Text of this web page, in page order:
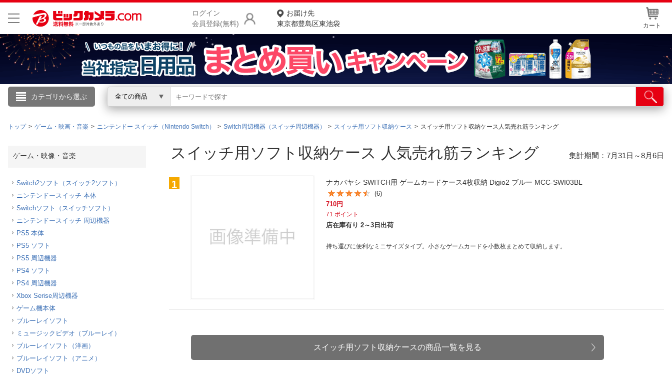
ログイン
会員登録(無料)
お届け先
東京都豊島区東池袋
カート
カテゴリから選ぶ 全ての商品
こんにちは
ログイン
お買いもの履歴
閲覧履歴
商品をさがす
ランキングからさがす
カテゴリ一覧からさがす
よくある質問・お問合せ
店舗サービス
ネット取り置き
ポイントカードWEB登録
店舗情報・店舗一覧
IR情報
トップ ゲーム・映画・音楽 ニンテンドー スイッチ（Nintendo Switch） Switch周辺機器（スイッチ周辺機器） スイッチ用ソフト収納ケース スイッチ用ソフト収納ケース人気売れ筋ランキング
ゲーム・映像・音楽
Switch2ソフト（スイッチ2ソフト）
ニンテンドースイッチ 本体
Switchソフト（スイッチソフト）
ニンテンドースイッチ 周辺機器
PS5 本体
PS5 ソフト
PS5 周辺機器
PS4 ソフト
PS4 周辺機器
Xbox Serise周辺機器
ゲーム機本体
ブルーレイソフト
ミュージックビデオ（ブルーレイ）
ブルーレイソフト（洋画）
ブルーレイソフト（アニメ）
DVDソフト
集計期間：7月31日～8月6日
スイッチ用ソフト収納ケース 人気売れ筋ランキング
1 ナカバヤシ SWITCH用 ゲームカードケース4枚収納 Digio2 ブルー MCC-SWI03BL
(6)
710円
71 ポイント
店在庫有り 2～3日出荷
持ち運びに便利なミニサイズタイプ。小さなゲームカードを小数枚まとめて収納します。
スイッチ用ソフト収納ケースの商品一覧を見る